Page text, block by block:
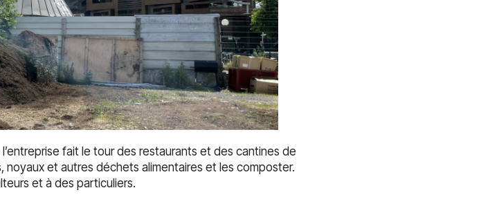
fait le tour des restaurants et des cantines de
et autres déchets alimentaires et les composter.
et à des particuliers.